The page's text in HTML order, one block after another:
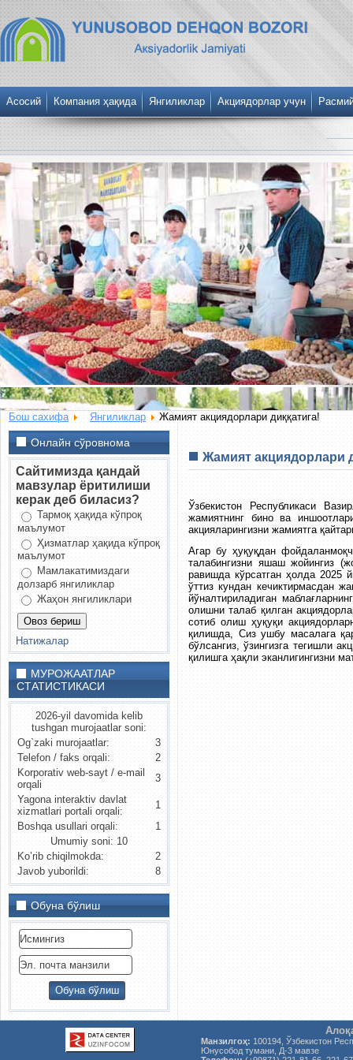
Асосий Компания ҳақида Янгиликлар Акциядорлар учун
Бош сахифа Янгиликлар Жамият акциядорлари диққатига!
Онлайн сўровнома
Сайтимизда қандай
мавзулар ёритилиши
керак деб биласиз?
Тармоқ ҳақида кўпроқ
маълумот
Ҳизматлар ҳақида кўпроқ
маълумот
Мамлакатимиздаги
долзарб янгиликлар
Жаҳон янгиликлари
Натижалар
МУРОЖААТЛАР
СТАТИСТИКАСИ
2026-yil davomida kelib
tushgan murojaatlar soni:
Og`zaki murojaatlar:
3
Telefon / faks orqali:
2
Korporativ web-sayt / e-mail
orqali
3
Yagona interaktiv davlat
xizmatlari portali orqali:
1
Boshqa usullari orqali:
1
Umumiy soni: 10
Ko’rib chiqilmokda:
2
Javob yuborildi:
8
Обуна бўлиш
Жамият акциядорлари
Ўзбекистон Республикаси
жамиятнинг бино ва
акцияларингизни жамиятга
Агар бу ҳуқуқдан
талабингизни яшаш жойингиз
равишда кўрсатган ҳолда 2025
ўттиз кундан кечиктирмасдан
йўналтириладиган
олишни талаб қилган
сотиб олиш ҳуқуқи
қилишда, Сиз ушбу масалага
бўлсангиз, ўзингизга тегишли
қилишга ҳақли эканлигингизни
Манзилгоҳ: 100194, Ўзбекистон
Юнусобод тумани, Д-3 мавзе